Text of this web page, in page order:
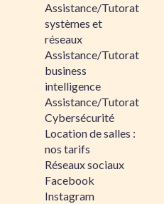
Assistance/Tutorat
systèmes et
réseaux
Assistance/Tutorat
business
intelligence
Assistance/Tutorat
Cybersécurité
Location de salles :
nos tarifs
Réseaux sociaux
Facebook
Instagram